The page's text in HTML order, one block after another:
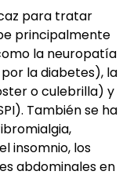
para tratar
principalmente
la neuropatía
la diabetes), la
o culebrilla) y
También se ha
insomnio, los
abdominales en